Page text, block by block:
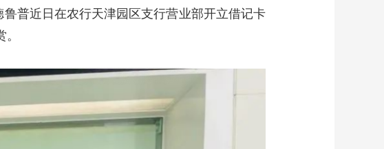
普近日在农行天津园区支行营业部开立借记卡